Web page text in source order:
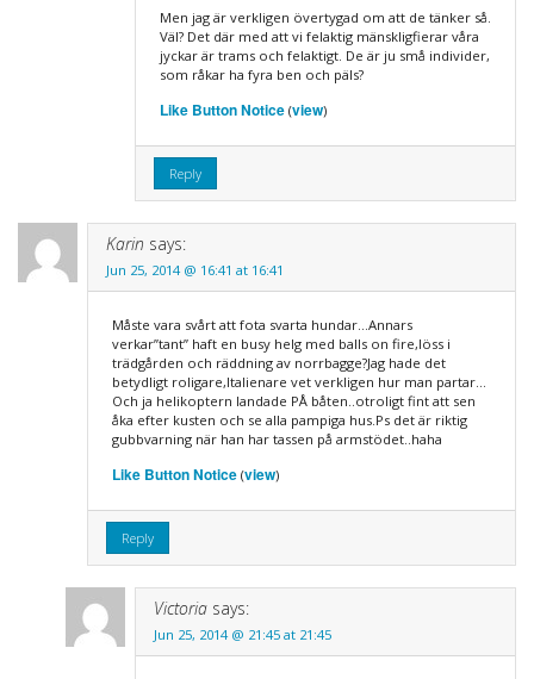
Men jag är verkligen övertygad om att de tänker så.
Väl? Det där med att vi felaktig mänskligfierar våra
jyckar är trams och felaktigt. De är ju små individer,
som råkar ha fyra ben och päls?
Like Button Notice(view)
Reply
Karin says:
Jun 25, 2014 @ 16:41 at 16:41
Måste vara svårt att fota svarta hundar…Annars
verkar”tant” haft en busy helg med balls on fire,löss i
trädgården och räddning av norrbagge?Jag hade det
betydligt roligare,Italienare vet verkligen hur man partar…
Och ja helikoptern landade PÅ båten..otroligt fint att sen
åka efter kusten och se alla pampiga hus.Ps det är riktig
gubbvarning när han har tassen på armstödet..haha
Like Button Notice(view)
Reply
Victoria says:
Jun 25, 2014 @ 21:45 at 21:45